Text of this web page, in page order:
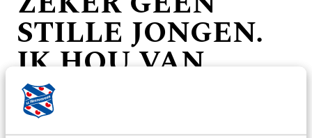
STILLE JONGEN.
IK HOU VAN
PRATEN EN
PLEZIER MAKEN"